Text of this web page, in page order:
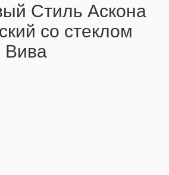
Стиль Аскона
со стеклом
Вива